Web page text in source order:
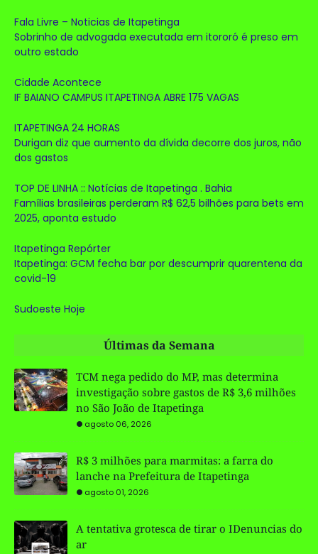
Fala Livre – Noticias de Itapetinga
Sobrinho de advogada executada em itororó é preso em
outro estado
Cidade Acontece
IF BAIANO CAMPUS ITAPETINGA ABRE 175 VAGAS
ITAPETINGA 24 HORAS
Durigan diz que aumento da dívida decorre dos juros, não
dos gastos
TOP DE LINHA :: Notícias de Itapetinga . Bahia
Famílias brasileiras perderam R$ 62,5 bilhões para bets em
2025, aponta estudo
Itapetinga Repórter
Itapetinga: GCM fecha bar por descumprir quarentena da
covid-19
Sudoeste Hoje
Últimas da Semana
TCM nega pedido do MP, mas determina
investigação sobre gastos de R$ 3,6 milhões
no São João de Itapetinga
agosto 06, 2026
R$ 3 milhões para marmitas: a farra do
lanche na Prefeitura de Itapetinga
agosto 01, 2026
A tentativa grotesca de tirar o IDenuncias do
ar